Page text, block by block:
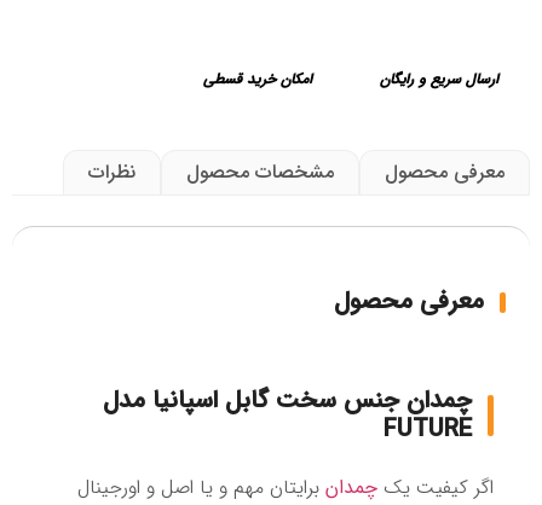
ارسال سریع و رایگان امکان خرید قسطی
معرفی محصول مشخصات محصول نظرات
معرفی محصول
چمدان جنس سخت گابل اسپانیا مدل
FUTURE
اگر کیفیت یک چمدان برایتان مهم و یا اصل و اورجینال